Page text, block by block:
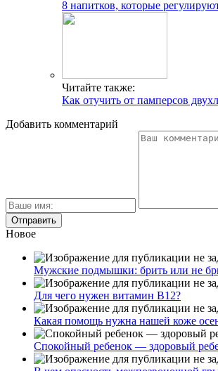
8 напитков, которые
Читайте также:
Как отучить от памперсов
Добавить комментарий
Новое
Мужские подмышки: брить или не
Для чего нужен витамин В12?
Какая помощь нужна нашей коже
Спокойный ребенок — здоровый